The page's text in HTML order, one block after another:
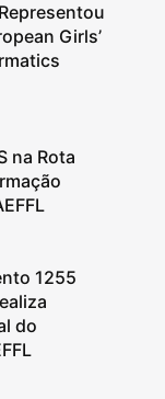
Girls’
na Rota
1255
do